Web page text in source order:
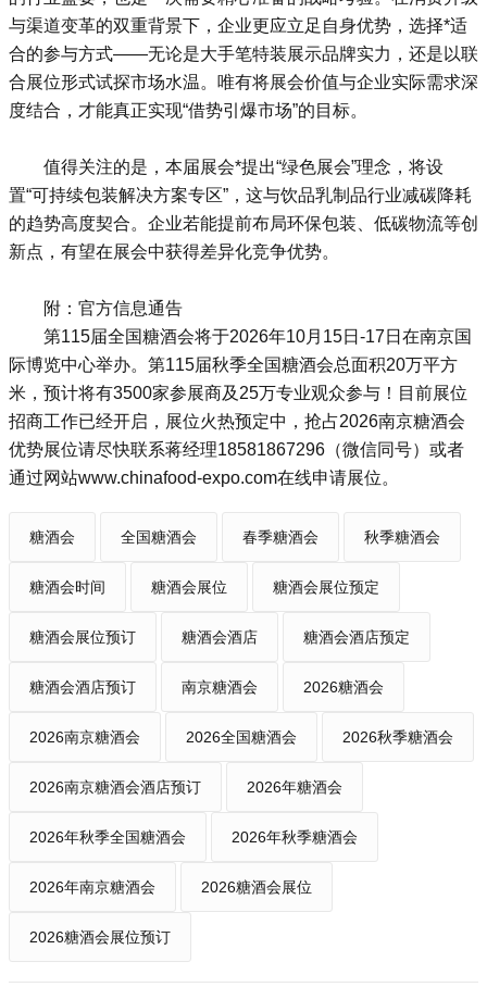
与渠道变革的双重背景下，企业更应立足自身优势，选择*适
合的参与方式——无论是大手笔特装展示品牌实力，还是以联
合展位形式试探市场水温。唯有将展会价值与企业实际需求深
度结合，才能真正实现“借势引爆市场”的目标。
值得关注的是，本届展会*提出“绿色展会”理念，将设
置“可持续包装解决方案专区”，这与饮品乳制品行业减碳降耗
的趋势高度契合。企业若能提前布局环保包装、低碳物流等创
新点，有望在展会中获得差异化竞争优势。
附：官方信息通告
第115届全国糖酒会将于2026年10月15日-17日在南京国
际博览中心举办。第115届秋季全国糖酒会总面积20万平方
米，预计将有3500家参展商及25万专业观众参与！目前展位
招商工作已经开启，展位火热预定中，抢占2026南京糖酒会
优势展位请尽快联系蒋经理18581867296（微信同号）或者
通过网站www.chinafood-expo.com在线申请展位。
糖酒会 全国糖酒会 春季糖酒会 秋季糖酒会
糖酒会时间 糖酒会展位 糖酒会展位预定
糖酒会展位预订 糖酒会酒店 糖酒会酒店预定
糖酒会酒店预订 南京糖酒会 2026糖酒会
2026南京糖酒会 2026全国糖酒会 2026秋季糖酒会
2026南京糖酒会酒店预订 2026年糖酒会
2026年秋季全国糖酒会 2026年秋季糖酒会
2026年南京糖酒会 2026糖酒会展位
2026糖酒会展位预订